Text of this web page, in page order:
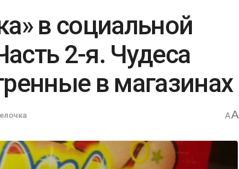
в социальной
2-я. Чудеса
в магазинах
AA